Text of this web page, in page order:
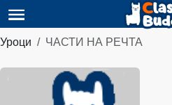
Уроци ЧАСТИ НА РЕЧТА